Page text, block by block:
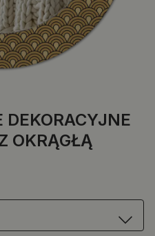
DEKORACYJNE
OKRĄGŁĄ